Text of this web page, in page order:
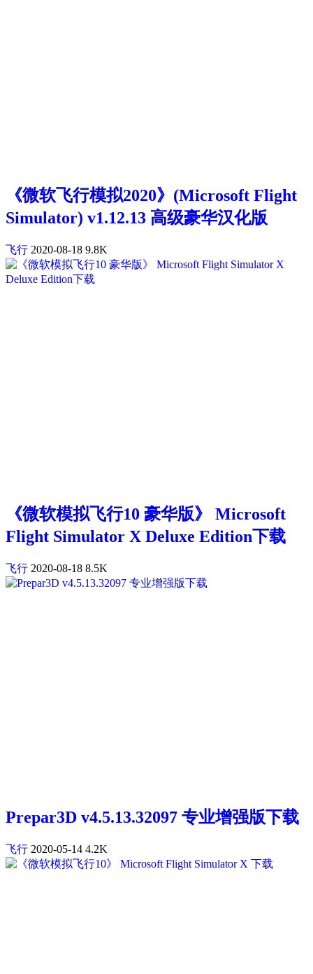
《微软飞行模拟2020》(Microsoft Flight
Simulator) v1.12.13 高级豪华汉化版
飞行 2020-08-18 9.8K
《微软模拟飞行10 豪华版》 Microsoft
Flight Simulator X Deluxe Edition下载
飞行 2020-08-18 8.5K
Prepar3D v4.5.13.32097 专业增强版下载
飞行 2020-05-14 4.2K